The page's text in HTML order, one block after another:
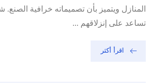
المنازل ويتميز بأن تصميماته خرافية
تساعد على إنزلاقهم ...
اقرأ أكثر